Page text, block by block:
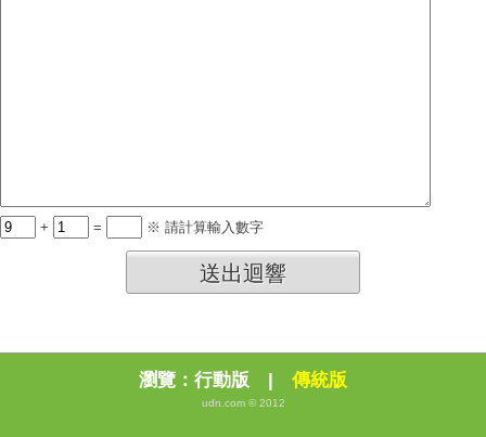
+ = ※ 請計算輸入數字
送出迴響
瀏覽： 行動版 | 傳統版
udn.com © 2012